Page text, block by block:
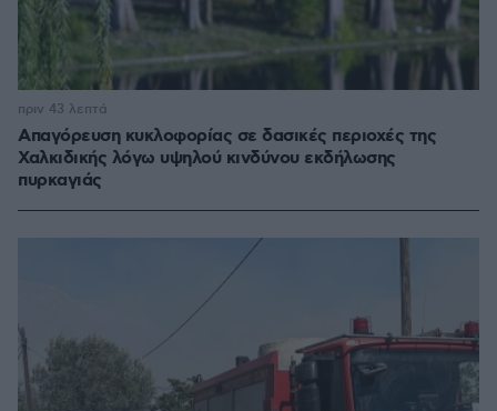
Απαγόρευση κυκλοφορίας σε δασικές περιοχές της
Χαλκιδικής λόγω υψηλού κινδύνου εκδήλωσης
πυρκαγιάς
πριν 43 λεπτά